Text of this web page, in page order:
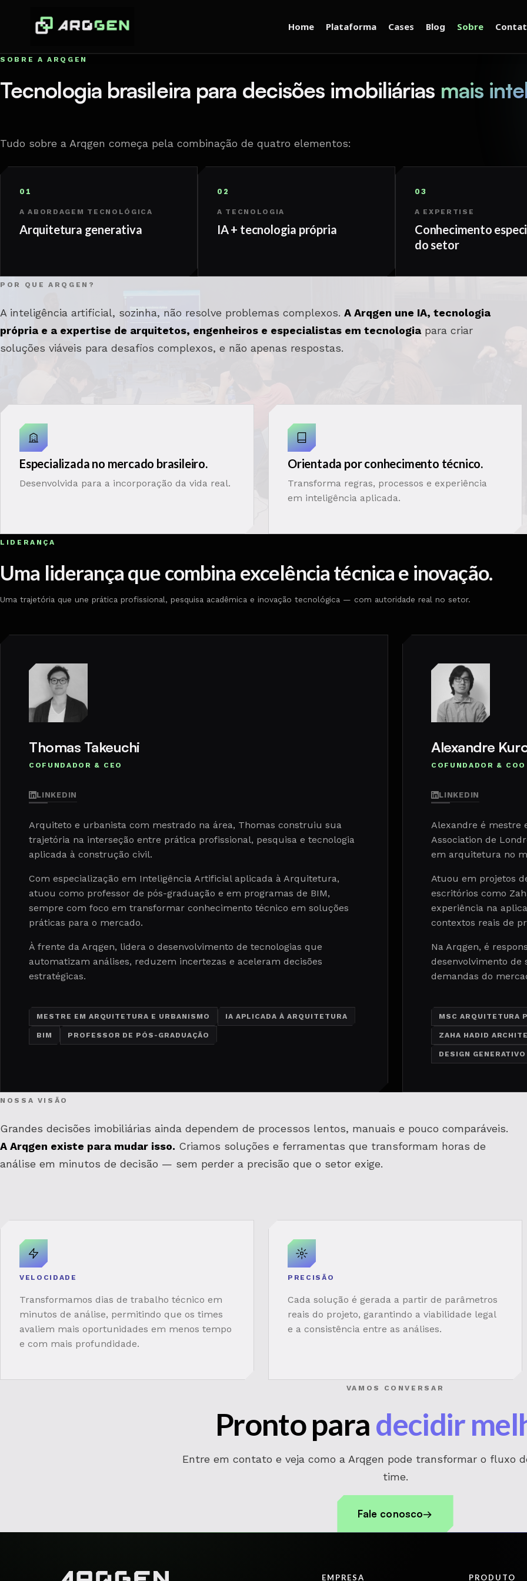
Home Plataforma Cases Blog Sobre
SOBRE A ARQGEN
Tecnologia brasileira para decisões imobiliárias mais
Tudo sobre a Arqgen começa pela combinação de quatro elementos:
01
A ABORDAGEM TECNOLÓGICA
Arquitetura generativa
02
A TECNOLOGIA
IA + tecnologia própria
03
A EXPERTISE
Conhecimento
do setor
POR QUE ARQGEN?
A inteligência artificial, sozinha, não resolve problemas complexos. A Arqgen une IA, tecnologia
própria e a expertise de arquitetos, engenheiros e especialistas em tecnologia para criar
soluções viáveis para desafios complexos, e não apenas respostas.
Especializada no mercado brasileiro.
Desenvolvida para a incorporação da vida real.
Orientada por conhecimento técnico.
Transforma regras, processos e experiência
em inteligência aplicada.
LIDERANÇA
Uma liderança que combina excelência técnica e inovação.
Uma trajetória que une prática profissional, pesquisa acadêmica e inovação tecnológica — com autoridade real no setor.
Thomas Takeuchi
COFUNDADOR & CEO
LINKEDIN
Arquiteto e urbanista com mestrado na área, Thomas construiu sua
trajetória na interseção entre prática profissional, pesquisa e tecnologia
aplicada à construção civil.
Com especialização em Inteligência Artificial aplicada à Arquitetura,
atuou como professor de pós-graduação e em programas de BIM,
sempre com foco em transformar conhecimento técnico em soluções
práticas para o mercado.
À frente da Arqgen, lidera o desenvolvimento de tecnologias que
automatizam análises, reduzem incertezas e aceleram decisões
estratégicas.
MESTRE EM ARQUITETURA E URBANISMO IA APLICADA À ARQUITETURA
BIM PROFESSOR DE PÓS-GRADUAÇÃO
Alexandre
COFUNDADOR & COO
LINKEDIN
Alexandre é mestre
Association de
em arquitetura no
Atuou em projetos
escritórios como
experiência na
contextos reais de
Na Arqgen, é
desenvolvimento de
demandas do
MSC ARQUITETURA
ZAHA HADID
DESIGN GENERATIVO
NOSSA VISÃO
Grandes decisões imobiliárias ainda dependem de processos lentos, manuais e pouco comparáveis.
A Arqgen existe para mudar isso. Criamos soluções e ferramentas que transformam horas de
análise em minutos de decisão — sem perder a precisão que o setor exige.
VELOCIDADE
Transformamos dias de trabalho técnico em
minutos de análise, permitindo que os times
avaliem mais oportunidades em menos tempo
e com mais profundidade.
PRECISÃO
Cada solução é gerada a partir de parâmetros
reais do projeto, garantindo a viabilidade legal
e a consistência entre as análises.
VAMOS CONVERSAR
Pronto paradecidir
Entre em contato e veja como a Arqgen pode transformar o fluxo
time.
Fale conosco
EMPRESA PRODUTO